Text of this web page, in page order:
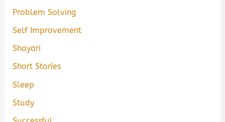
Problem Solving
Self Improvement
Shayari
Short Stories
Sleep
Study